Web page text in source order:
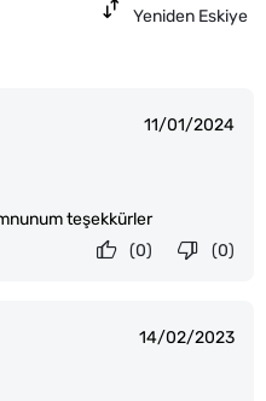
Yeniden Eskiye
11/01/2024
teşekkürler
(0)
(0)
14/02/2023